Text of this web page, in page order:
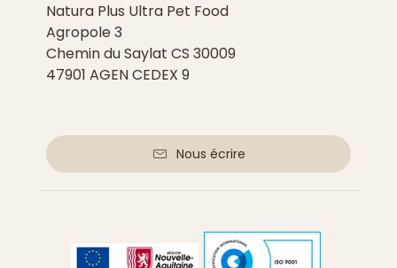
Natura Plus Ultra Pet Food
Agropole 3
Chemin du Saylat CS 30009
47901 AGEN CEDEX 9
Nous écrire